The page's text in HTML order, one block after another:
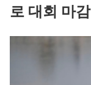
로 대회 마감